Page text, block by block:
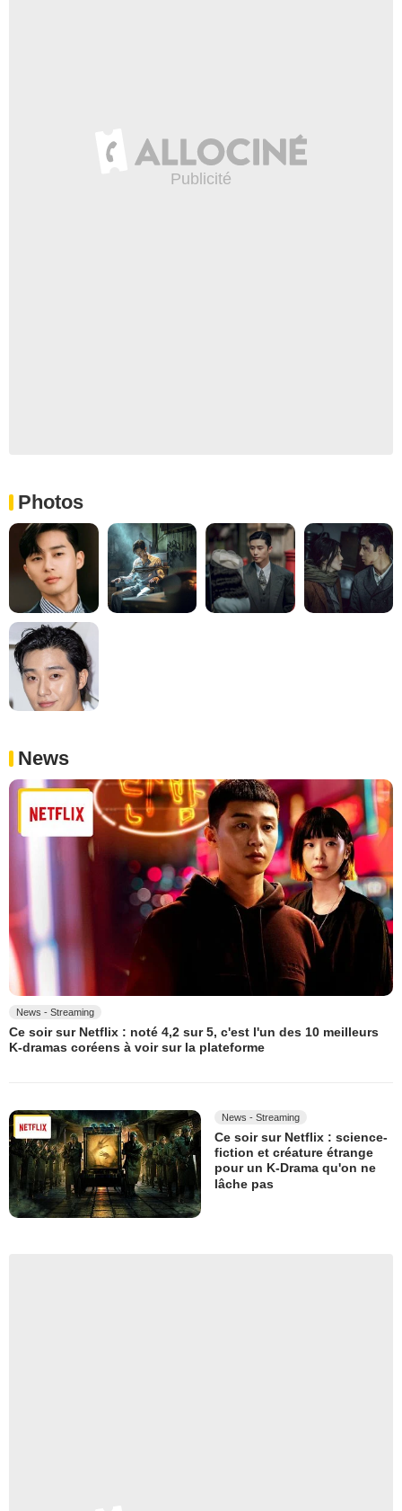
Photos
News
News - Streaming
Ce soir sur Netflix : noté 4,2 sur 5, c'est l'un des 10 meilleurs
K-dramas coréens à voir sur la plateforme
News - Streaming
Ce soir sur Netflix : science-
fiction et créature étrange
pour un K-Drama qu'on ne
lâche pas